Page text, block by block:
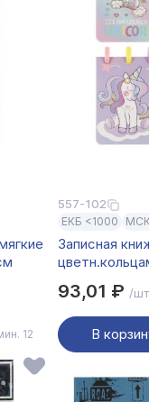
12
557-102
ЕКБ <1000
Записная
глиттер,
93,01 ₽ /шт.
В